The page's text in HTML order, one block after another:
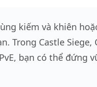
kiếm và khiên
Trong Castle Siege,
bạn có thể đứng